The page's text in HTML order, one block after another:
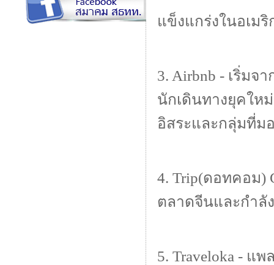
แข็งแกร่งในอเม
3. Airbnb - เริ่มจ
นักเดินทางยุคให
อิสระและกลุ่มที่ม
4. Trip(ดอทคอม)
ตลาดจีนและกำลั
5. Traveloka - แ